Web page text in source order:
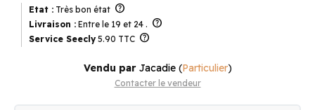
Etat : Très bon état help
Livraison : Entre le 19 et 24 . help
Service Seecly 5.90 TTC help
Vendu par Jacadie(Particulier)
Contacter le vendeur